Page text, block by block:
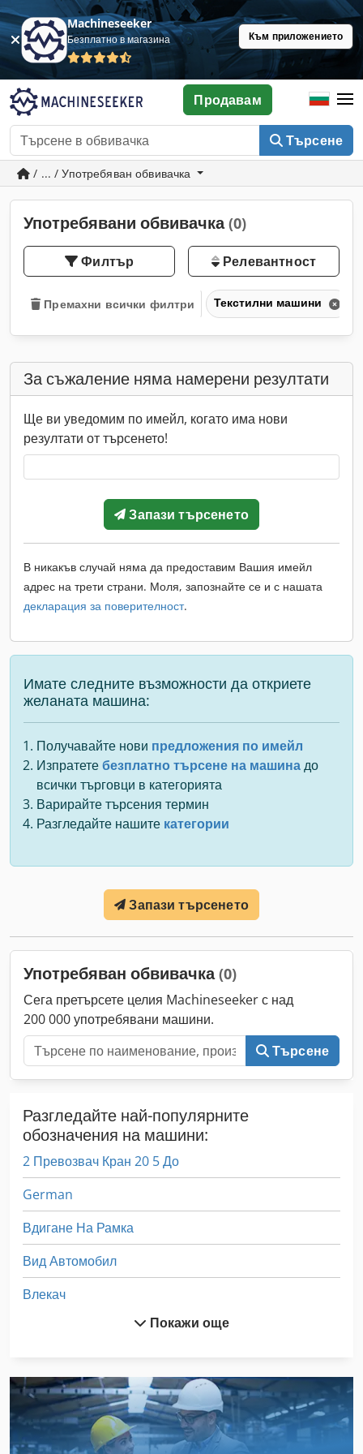
Machineseeker
Безплатно в магазина Към приложението
Търсене
Продавам
/ ... / Употребяван обвивачка
Употребявани обвивачка(0)
Филтър Релевантност
Премахни всички филтри Текстилни машини
За съжаление няма намерени резултати
Ще ви уведомим по имейл, когато има нови
резултати от търсенето!
Запази търсенето
В никакъв случай няма да предоставим Вашия имейл
адрес на трети страни. Моля, запознайте се и с нашата
декларация за поверителност.
Имате следните възможности да откриете
желаната машина:
Получавайте нови предложения по имейл
Изпратетебезплатно търсене на машинадо
всички търговци в категорията
Варирайте търсения термин
Разгледайте нашите категории
Запази търсенето
Употребяван обвивачка(0)
Сега претърсете целия Machineseeker с над
200 000 употребявани машини.
Търсене
Разгледайте най-популярните
обозначения на машини:
2 Превозвач Кран 20 5 До
German
Вдигане На Рамка
Вид Автомобил
Влекач
Вмъкване На Машина
Да Запечатвачи Нови
Извличане На Въздух
Покажи още